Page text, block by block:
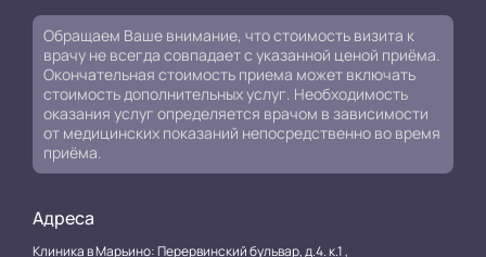
Обращаем Ваше внимание, что стоимость визита к
врачу не всегда совпадает с указанной ценой приёма.
Окончательная стоимость приема может включать
стоимость дополнительных услуг. Необходимость
оказания услуг определяется врачом в зависимости
от медицинских показаний непосредственно во время
приёма.
Адреса
Клиника в Марьино: Перервинский бульвар, д.4. к.1 ,